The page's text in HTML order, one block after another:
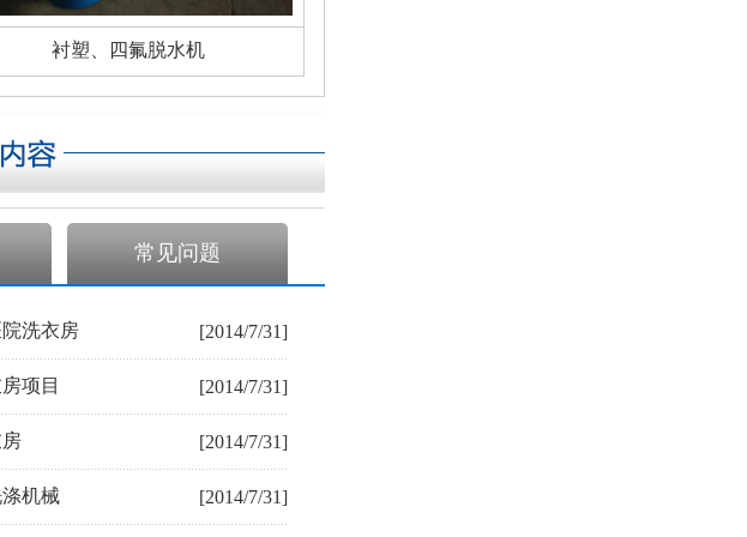
衬塑、四氟脱水机
常见问题
洗衣房 [2014/7/31]
项目 [2014/7/31]
[2014/7/31]
机械 [2014/7/31]